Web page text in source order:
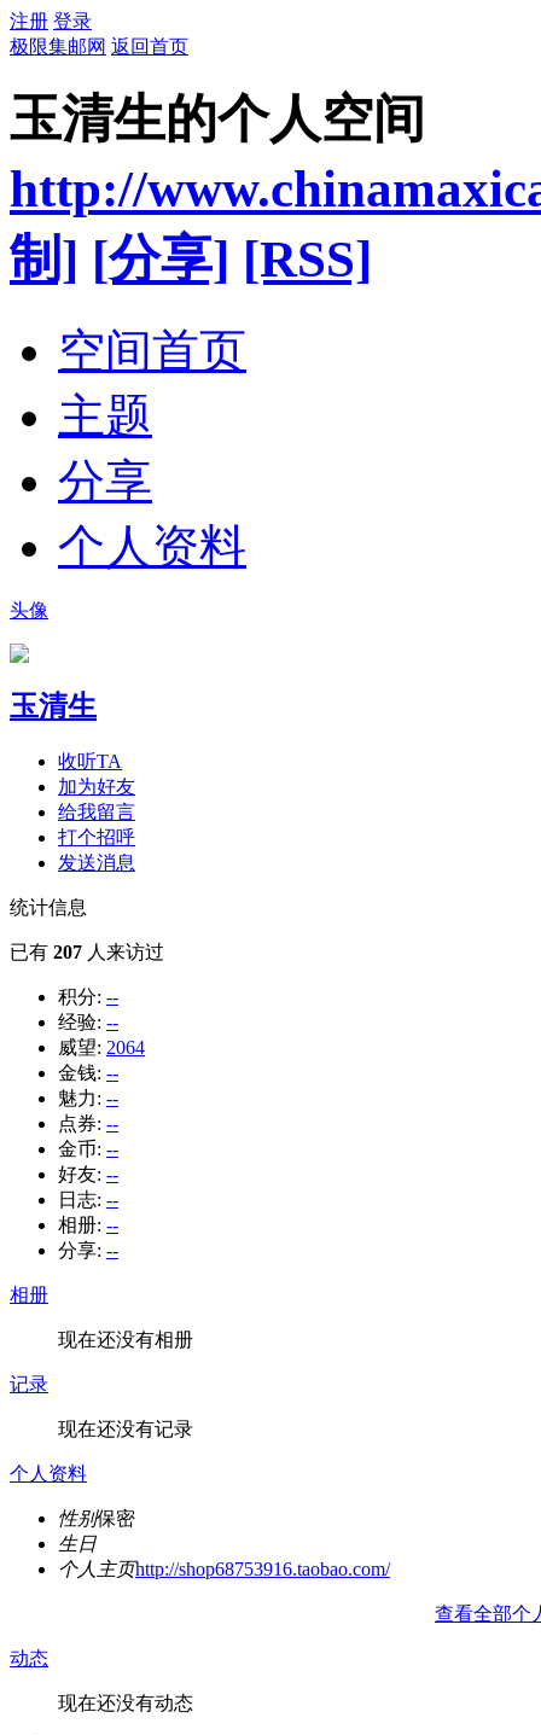
注册 登录
极限集邮网 返回首页
玉清生的个人空间
http://
制] [分享] [RSS]
空间首页
主题
分享
个人资料
头像
玉清生
收听TA
加为好友
给我留言
打个招呼
发送消息
统计信息
已有 207 人来访过
积分: --
经验: --
威望: 2064
金钱: --
魅力: --
点券: --
金币: --
好友: --
日志: --
相册: --
分享: --
相册
现在还没有相册
记录
现在还没有记录
个人资料
性别保密
生日
个人主页http://shop68753916.taobao.com/
查看全部个
动态
现在还没有动态